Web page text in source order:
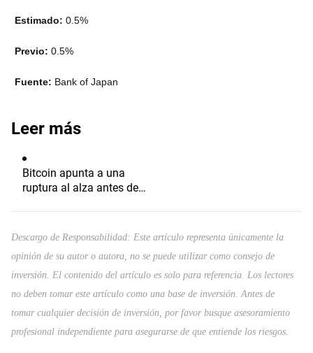
Estimado: 0.5%
Previo: 0.5%
Fuente: Bank of Japan
Leer más
Bitcoin apunta a una
ruptura al alza antes de
de julio de EE. UU.?
Descargo de Responsabilidad: Este artículo representa únicamente la
opinión de su autor o autora, no se puede utilizar como consejo de
inversión. El contenido del artículo es solo para referencia. Los lectores
no deben tomar este artículo como una base de inversión. Antes de
tomar cualquier decisión de inversión, por favor busque asesoramiento
profesional independiente para asegurarse de que entiende los riesgos.